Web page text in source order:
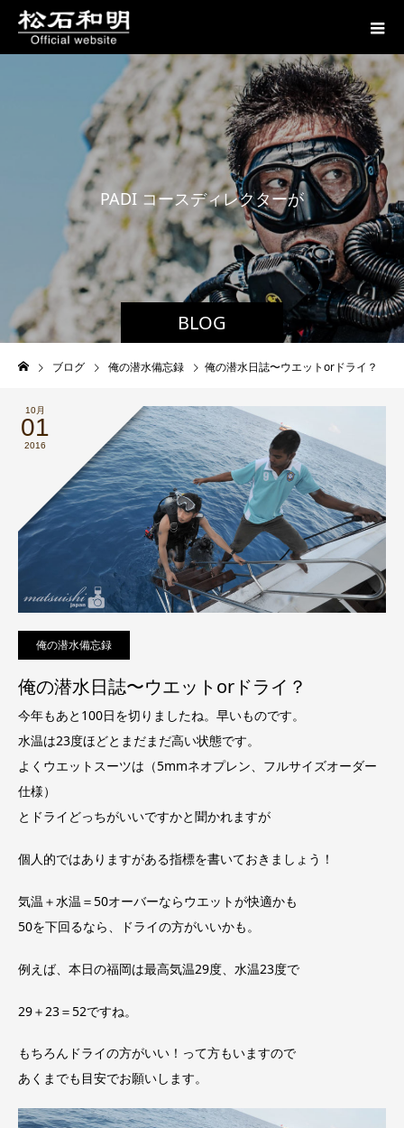
BLOG
P ADI コ ースディレクターが贈る
ブログ 俺の潜水備忘録 俺の潜水日誌〜ウエットorドライ？
10月
01
2016
俺の潜水備忘録
俺の潜水日誌〜ウエットorドライ？
今年もあと100日を切りましたね。早いものです。
水温は23度ほどとまだまだ高い状態です。
よくウエットスーツは（5mmネオプレン、フルサイズオーダー
仕様）
とドライどっちがいいですかと聞かれますが
個人的ではありますがある指標を書いておきましょう！
気温＋水温＝50オーバーならウエットが快適かも
50を下回るなら、ドライの方がいいかも。
例えば、本日の福岡は最高気温29度、水温23度で
29＋23＝52ですね。
もちろんドライの方がいい！って方もいますので
あくまでも目安でお願いします。